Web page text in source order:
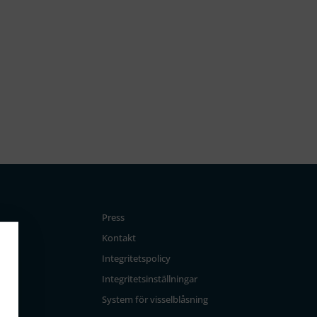
Press
Kontakt
Integritetspolicy
Integritetsinställningar
System för visselblåsning